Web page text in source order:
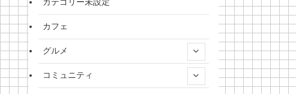
カフェ
グルメ
コミュニティ